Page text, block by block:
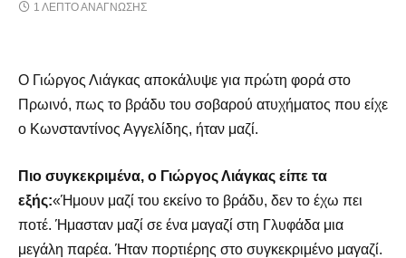
1 ΛΕΠΤΌ ΑΝΆΓΝΩΣΗΣ
Ο Γιώργος Λιάγκας αποκάλυψε για πρώτη φορά στο
Πρωινό, πως το βράδυ του σοβαρού ατυχήματος που είχε
ο Κωνσταντίνος Αγγελίδης, ήταν μαζί.
Πιο συγκεκριμένα, ο Γιώργος Λιάγκας είπε τα
εξής:«Ήμουν μαζί του εκείνο το βράδυ, δεν το έχω πει
ποτέ. Ήμασταν μαζί σε ένα μαγαζί στη Γλυφάδα μια
μεγάλη παρέα. Ήταν πορτιέρης στο συγκεκριμένο μαγαζί.